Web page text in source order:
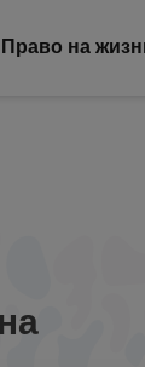
Право на